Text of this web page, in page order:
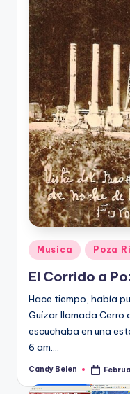
Posted
in
Musica Poza
El Corrido a
Hace tiempo, había
Guízar llamada Cerro
escuchaba en una
6 am.…
Posted
Candy Belen